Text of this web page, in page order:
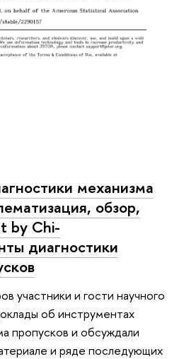
механизма
обзор,
by Chi-
диагностики
участники и гости научного
об инструментах
пропусков и обсуждали
и ряде последующих